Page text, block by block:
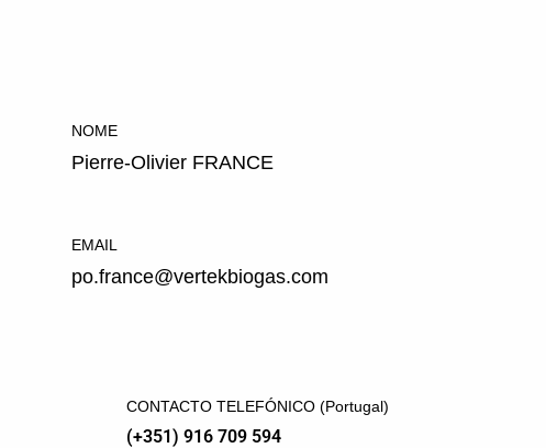
NOME
Pierre-Olivier FRANCE
EMAIL
po.france@vertekbiogas.com
CONTACTO TELEFÓNICO (Portugal)
(+351) 916 709 594